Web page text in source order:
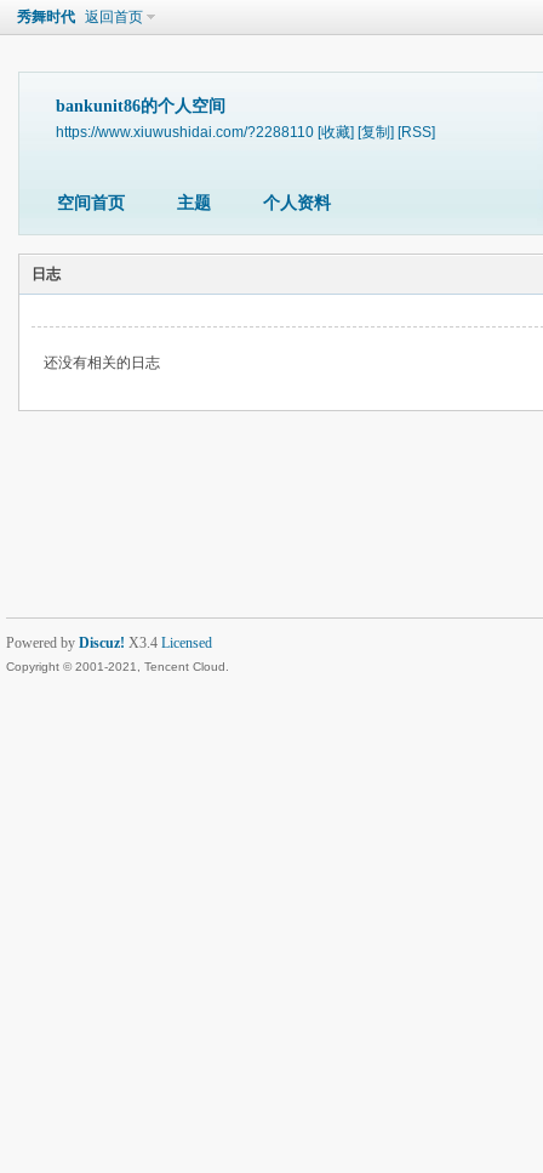
秀舞时代 返回首页
bankunit86的个人空间
https://www.xiuwushidai.com/?2288110 [收藏] [复制] [RSS]
空间首页 主题 个人资料
日志
还没有相关的日志
Powered by Discuz! X3.4 Licensed
Copyright © 2001-2021, Tencent Cloud.